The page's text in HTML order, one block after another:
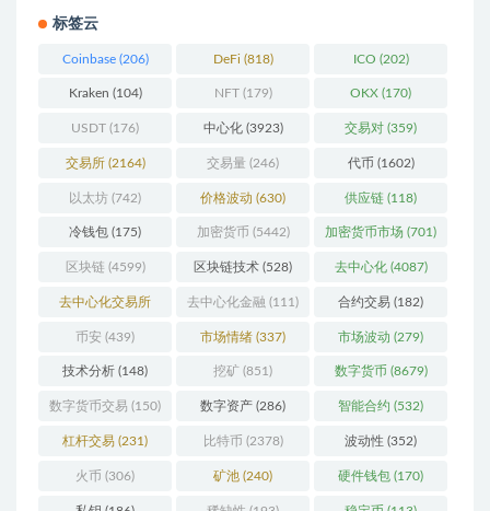
标签云
Coinbase(206) DeFi (818) ICO (202)
Kraken (104) NFT(179) OKX (170)
USDT (176) 中心化(3923) 交易对 (359)
交易所(2164) 交易量 (246) 代币 (1602)
以太坊 (742) 价格波动 (630) 供应链 (118)
冷钱包 (175) 加密货币 (5442) 加密货币市场 (701)
区块链(4599) 区块链技术 (528) 去中心化(4087)
去中心化交易所
(196)
去中心化金融 (111) 合约交易 (182)
币安 (439) 市场情绪 (337) 市场波动 (279)
技术分析 (148) 挖矿 (851) 数字货币 (8679)
数字货币交易 (150) 数字资产 (286) 智能合约 (532)
杠杆交易 (231) 比特币 (2378) 波动性 (352)
火币 (306) 矿池 (240) 硬件钱包 (170)